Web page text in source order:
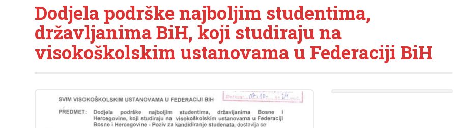
Dodjela podrške najboljim studentima,
državljanima BiH, koji studiraju na
visokoškolskim ustanovama u Federaciji BiH